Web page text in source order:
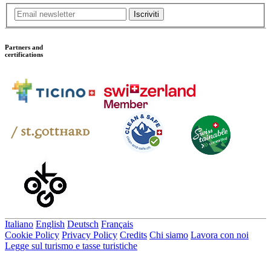
Iscriviti
Partners and
certifications
Italiano English Deutsch Français
Cookie Policy Privacy Policy Credits Chi siamo Lavora con noi
Legge sul turismo e tasse turistiche